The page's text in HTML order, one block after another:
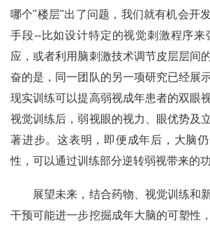
哪个"楼层"出了问题，我们就有机会开
手段--比如设计特定的视觉刺激程序来
应，或者利用脑刺激技术调节皮层层间
奋的是，同一团队的另一项研究已经展
现实训练可以提高弱视成年患者的双眼
视觉训练后，弱视眼的视力、眼优势及
著进步。这表明，即便成年后，大脑
性，可以通过训练部分逆转弱视带来的功
展望未来，结合药物、视觉训练和
干预可能进一步挖掘成年大脑的可塑性